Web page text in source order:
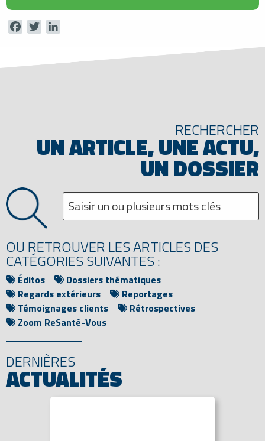
FacebookTwitter
RECHERCHER
UN ARTICLE, UNE ACTU,
UN DOSSIER
OU RETROUVER LES ARTICLES DES
CATÉGORIES SUIVANTES :
Éditos
Dossiers thématiques
Regards extérieurs
Reportages
Témoignages clients
Rétrospectives
Zoom ReSanté-Vous
DERNIÈRES
ACTUALITÉS